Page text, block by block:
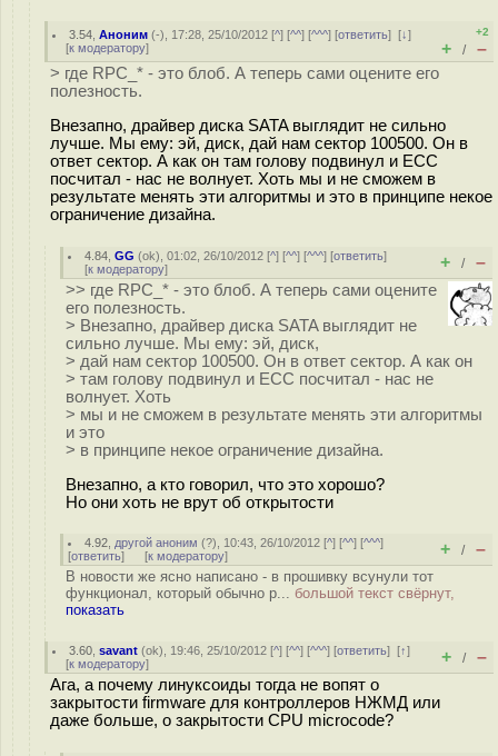
3.54 ,Аноним (-), 17:28, 25/10/2012 [^] [^^] [^^^] [ответить][↓]
[к модератору]
+2
+ / –
> где RPC_* - это блоб. А теперь сами оцените его
полезность.
Внезапно, драйвер диска SATA выглядит не сильно
лучше. Мы ему: эй, диск, дай нам сектор 100500. Он в
ответ сектор. А как он там голову подвинул и ECC
посчитал - нас не волнует. Хоть мы и не сможем в
результате менять эти алгоритмы и это в принципе некое
ограничение дизайна.
4.84 ,GG (ok), 01:02, 26/10/2012 [^] [^^] [^^^] [ответить]
[к модератору] + / –
>> где RPC_* - это блоб. А теперь сами оцените
его полезность.
> Внезапно, драйвер диска SATA выглядит не
сильно лучше. Мы ему: эй, диск,
> дай нам сектор 100500. Он в ответ сектор. А как он
> там голову подвинул и ECC посчитал - нас не
волнует. Хоть
> мы и не сможем в результате менять эти алгоритмы
и это
> в принципе некое ограничение дизайна.
Внезапно, а кто говорил, что это хорошо?
Но они хоть не врут об открытости
4.92 другой аноним (?), 10:43, 26/10/2012 [^] [^^] [^^^]
[ответить] [к модератору] + / –
В новости же ясно написано - в прошивку всунули тот
функционал, который обычно р... большой текст свёрнут,
показать
3.60 ,savant (ok), 19:46, 25/10/2012 [^] [^^] [^^^] [ответить][↑]
[к модератору] + / –
Ага, а почему линуксоиды тогда не вопят о
закрытости firmware для контроллеров НЖМД или
даже больше, о закрытости CPU microcode?